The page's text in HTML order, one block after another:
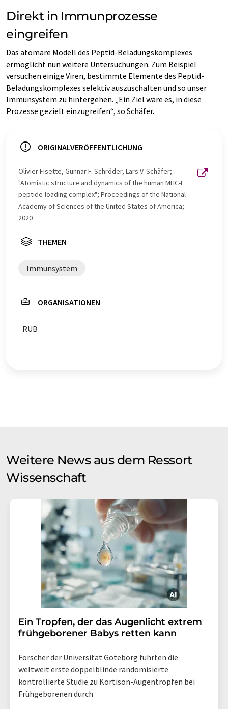
Direkt in Immunprozesse
eingreifen
Das atomare Modell des Peptid-Beladungskomplexes
ermöglicht nun weitere Untersuchungen. Zum Beispiel
versuchen einige Viren, bestimmte Elemente des Peptid-
Beladungskomplexes selektiv auszuschalten und so unser
Immunsystem zu hintergehen. „Ein Ziel wäre es, in diese
Prozesse gezielt einzugreifen“, so Schäfer.
ORIGINALVERÖFFENTLICHUNG
Olivier Fisette, Gunnar F. Schröder, Lars V. Schäfer;
"Atomistic structure and dynamics of the human MHC-I
peptide-loading complex"; Proceedings of the National
Academy of Sciences of the United States of America;
2020
THEMEN
Immunsystem
ORGANISATIONEN
RUB
Weitere News aus dem Ressort
Wissenschaft
Ein Tropfen, der das Augenlicht extrem
frühgeborener Babys retten kann
Forscher der Universität Göteborg führten die
weltweit erste doppelblinde randomisierte
kontrollierte Studie zu Kortison-Augentropfen bei
Frühgeborenen durch